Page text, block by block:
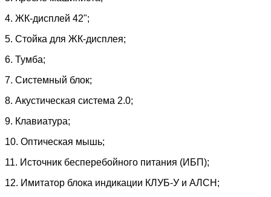
4. ЖК-дисплей 42";
5. Стойка для ЖК-дисплея;
6. Тумба;
7. Системный блок;
8. Акустическая система 2.0;
9. Клавиатура;
10. Оптическая мышь;
11. Источник бесперебойного питания (ИБП);
12. Имитатор блока индикации КЛУБ-У и АЛСН;